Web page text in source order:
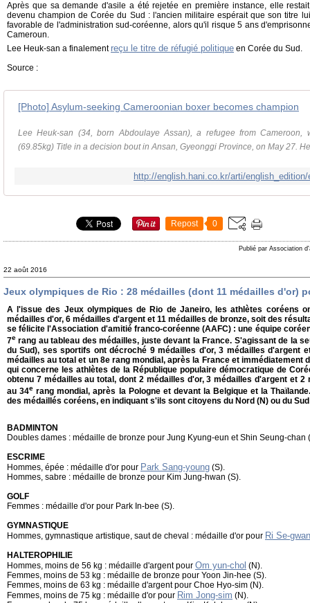
Après que sa demande d'asile a été rejetée en première instance, elle
devenu champion de Corée du Sud : l'ancien militaire espérait que son titre
favorable de l'administration sud-coréenne, alors qu'il risque 5 ans
Cameroun.
Lee Heuk-san a finalement reçu le titre de réfugié politique en Corée du Sud.
Source :
[Photo] Asylum-seeking Cameroonian boxer becomes champion
Lee Heuk-san (34, born Abdoulaye Assan), a refugee from Cameroon,
(69.85kg) Title in a decision bout in Ansan, Gyeonggi Province, on May 27.
http://english.hani.co.kr/arti/
Repost 0
Publié par Association
22 août 2016
Jeux olympiques de Rio : 28 médailles (dont 11 médailles d'or)
A l'issue des Jeux olympiques de Rio de Janeiro, les athlètes coréens
médailles d'or, 6 médailles d'argent et 11 médailles de bronze, soit des
se félicite l'Association d'amitié franco-coréenne (AAFC) : une équipe
7e rang au tableau des médailles, juste devant la France. S'agissant de la
du Sud), ses sportifs ont décroché 9 médailles d'or, 3 médailles d'argent
médailles au total et un 8e rang mondial, après la France et immédiatement
qui concerne les athlètes de la République populaire démocratique de
obtenu 7 médailles au total, dont 2 médailles d'or, 3 médailles d'argent et 2
au 34e rang mondial, après la Pologne et devant la Belgique et la
des médaillés coréens, en indiquant s'ils sont citoyens du Nord (N) ou du
BADMINTON
Doubles dames : médaille de bronze pour Jung Kyung-eun et Shin Seung-chan
ESCRIME
Hommes, épée : médaille d'or pour Park Sang-young (S).
Hommes, sabre : médaille de bronze pour Kim Jung-hwan (S).
GOLF
Femmes : médaille d'or pour Park In-bee (S).
GYMNASTIQUE
Hommes, gymnastique artistique, saut de cheval : médaille d'or pour Ri Se-
HALTEROPHILIE
Hommes, moins de 56 kg : médaille d'argent pour Om yun-chol (N).
Femmes, moins de 53 kg : médaille de bronze pour Yoon Jin-hee (S).
Femmes, moins de 63 kg : médaille d'argent pour Choe Hyo-sim (N).
Femmes, moins de 75 kg : médaille d'or pour Rim Jong-sim (N).